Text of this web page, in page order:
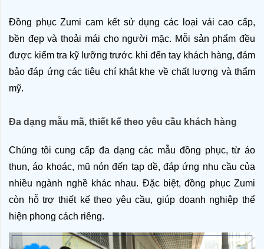
Đồng phục Zumi cam kết sử dụng các loại vải cao cấp,
bền đẹp và thoải mái cho người mặc. Mỗi sản phẩm đều
được kiểm tra kỹ lưỡng trước khi đến tay khách hàng, đảm
bảo đáp ứng các tiêu chí khắt khe về chất lượng và thẩm
mỹ.
Đa dạng mẫu mã, thiết kế theo yêu cầu khách hàng
Chúng tôi cung cấp đa dạng các mẫu đồng phục, từ áo
thun, áo khoác, mũ nón đến tạp dề, đáp ứng nhu cầu của
nhiều ngành nghề khác nhau. Đặc biệt, đồng phục Zumi
còn hỗ trợ thiết kế theo yêu cầu, giúp doanh nghiệp thể
hiện phong cách riêng.